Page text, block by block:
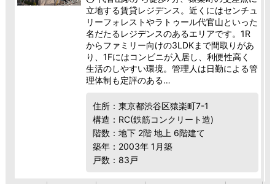
立地する賃貸レジデンス。近くにはセンチュ
リーフォレストやラトゥール代官山といった
名だたるレジデンスのあるエリアです。1R
からファミリー向けの3LDKまで間取りがあ
り、1Fにはコンビニが入居し、利便性高く
生活のしやすい環境。管理人は日勤による管
理体制も定評のある…
住所：東京都渋谷区猿楽町7-1
構造：RC(鉄筋コンクリート造)
階数：地下 2階 地上 6階建て
築年：2003年 1月築
戸数：83戸